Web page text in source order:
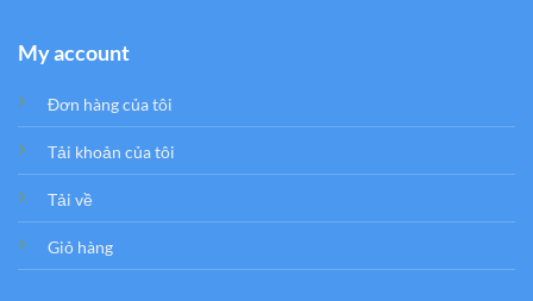
My account
Đơn hàng của tôi
Tải khoản của tôi
Tải về
Giỏ hàng